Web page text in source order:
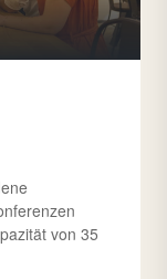
von 35